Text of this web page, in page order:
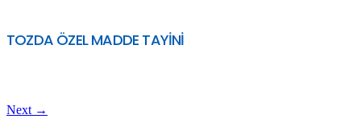
TOZDA ÖZEL MADDE TAYİNİ
Next →